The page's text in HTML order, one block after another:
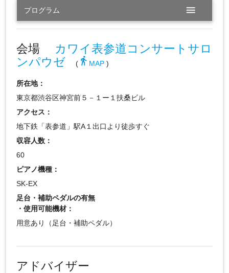
プログラム menu
会場
カワイ表参道コンサートサロ
ンパウゼ
(directions_walk MAP)
所在地：
東京都渋谷区神宮前５－１ー１扶桑ビル
アクセス：
地下鉄「表参道」駅A１出口より徒歩すぐ
収容人数：
60
ピアノ機種：
SK-EX
足台・補助ペダルの有無
・使用可能機材：
用意あり（足台・補助ペダル）
アドバイザー